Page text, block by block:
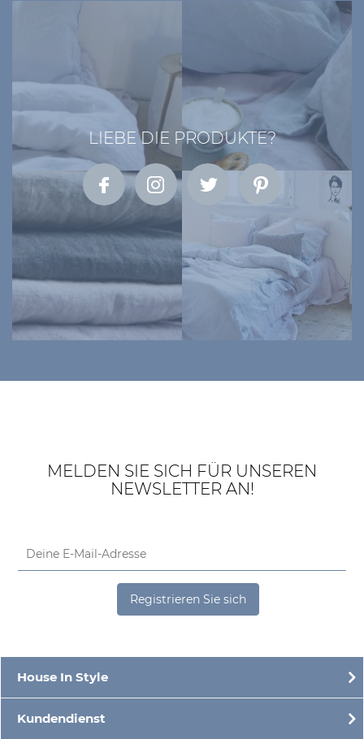
LIEBE DIE PRODUKTE?
MELDEN SIE SICH FÜR UNSEREN
NEWSLETTER AN!
Registrieren Sie sich
House In Style
Kundendienst